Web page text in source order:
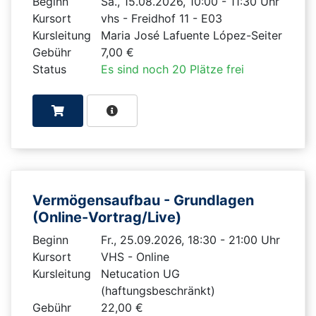
Kursort
vhs - Freidhof 11 - E03
Kursleitung
Maria José Lafuente López-Seiter
Gebühr
7,00 €
Status
Es sind noch 20 Plätze frei
Vermögensaufbau - Grundlagen
(Online-Vortrag/Live)
Beginn
Fr., 25.09.2026, 18:30 - 21:00 Uhr
Kursort
VHS - Online
Kursleitung
Netucation UG
(haftungsbeschränkt)
Gebühr
22,00 €